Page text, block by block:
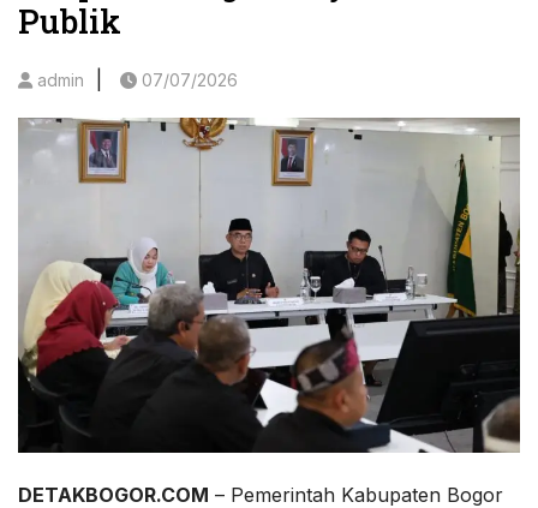
Publik
admin 07/07/2026
DETAKBOGOR.COM – Pemerintah Kabupaten Bogor